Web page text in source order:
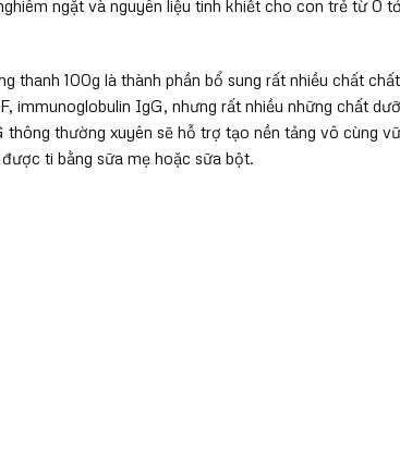
ngặt và nguyên liệu tinh khiết cho con trẻ từ 0
thanh 100g là thành phần bổ sung rất nhiều chất chất
immunoglobulin IgG, nhưng rất nhiều những chất
thường xuyên sẽ hỗ trợ tạo nền tảng vô cùng
ti bằng sữa mẹ hoặc sữa bột.